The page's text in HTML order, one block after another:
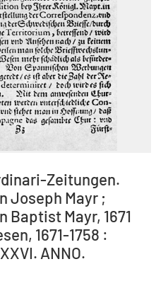
Zeitungen.
Joseph Mayr ;
Baptist Mayr, 1671
1671-1758 :
ANNO.